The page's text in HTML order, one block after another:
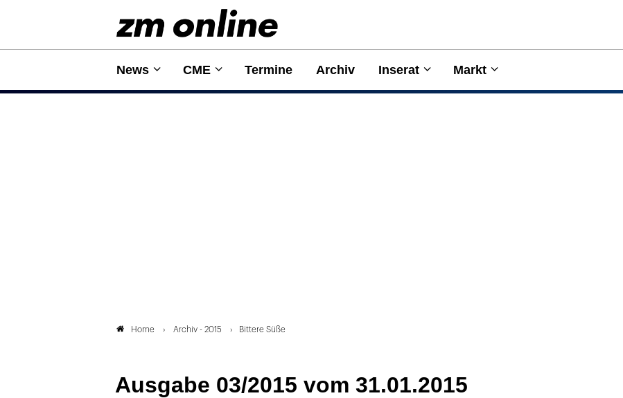
News CME Termine Archiv Inserat Markt
Home Archiv - 2015 Bittere Süße
Ausgabe 03/2015 vom 31.01.2015